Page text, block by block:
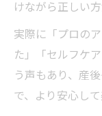
けながら正しい
実際に「プロの
た」「セルフケ
う声もあり、産
で、より安心し